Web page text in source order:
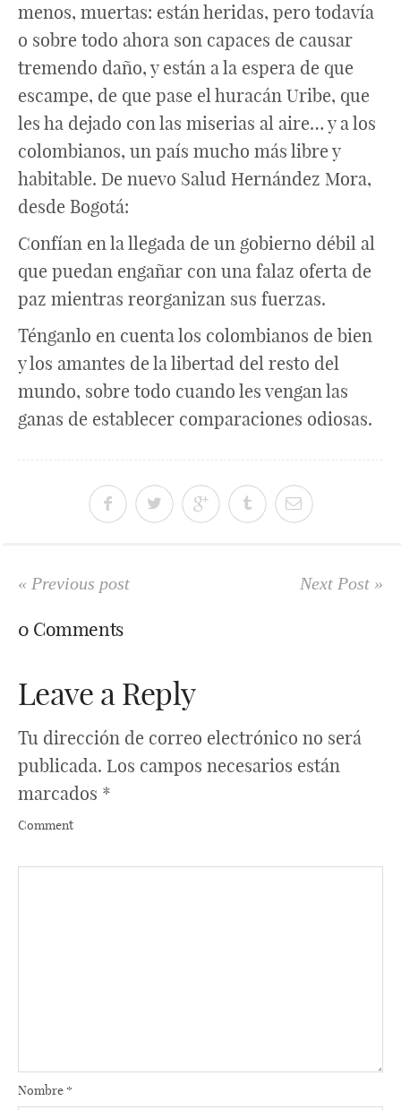
menos, muertas: están heridas, pero todavía
o sobre todo ahora son capaces de causar
tremendo daño, y están a la espera de que
escampe, de que pase el huracán Uribe, que
les ha dejado con las miserias al aire… y a los
colombianos, un país mucho más libre y
habitable. De nuevo Salud Hernández Mora,
desde Bogotá:
Confían en la llegada de un gobierno débil al
que puedan engañar con una falaz oferta de
paz mientras reorganizan sus fuerzas.
Ténganlo en cuenta los colombianos de bien
y los amantes de la libertad del resto del
mundo, sobre todo cuando les vengan las
ganas de establecer comparaciones odiosas.
« Previous post Next Post »
0 Comments
Leave a Reply
Tu dirección de correo electrónico no será
publicada. Los campos necesarios están
marcados *
Comment
Nombre *